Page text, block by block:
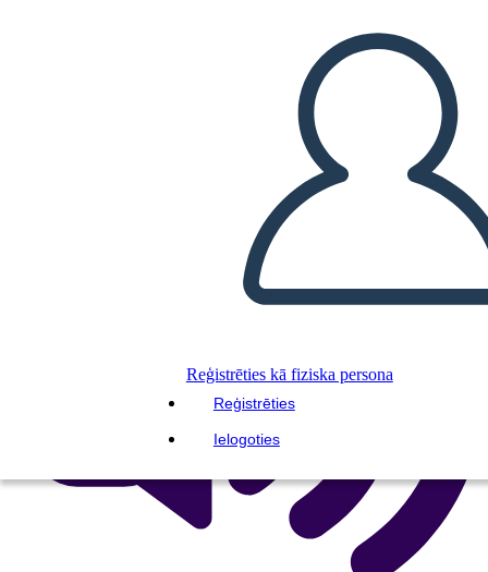
Reģistrēties kā fiziska persona
Reģistrēties
Ielogoties
IZVEIDOT STĀSTU SHĒMU
ATSKAŅOT SLAIDRĀDI
IZLASI MAN